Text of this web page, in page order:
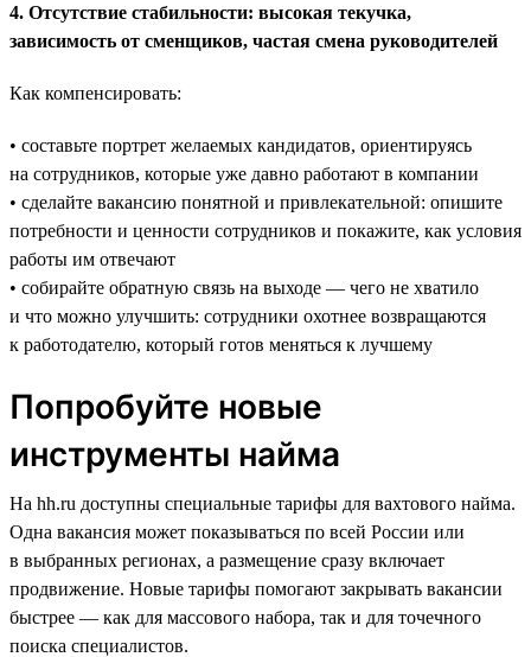
4. Отсутствие стабильности: высокая текучка,
зависимость от сменщиков, частая смена руководителей
Как компенсировать:
• составьте портрет желаемых кандидатов, ориентируясь
на сотрудников, которые уже давно работают в компании
• сделайте вакансию понятной и привлекательной: опишите
потребности и ценности сотрудников и покажите, как условия
работы им отвечают
• собирайте обратную связь на выходе — чего не хватило
и что можно улучшить: сотрудники охотнее возвращаются
к работодателю, который готов меняться к лучшему
Попробуйте новые
инструменты найма
На hh.ru доступны специальные тарифы для вахтового найма.
Одна вакансия может показываться по всей России или
в выбранных регионах, а размещение сразу включает
продвижение. Новые тарифы помогают закрывать вакансии
быстрее — как для массового набора, так и для точечного
поиска специалистов.